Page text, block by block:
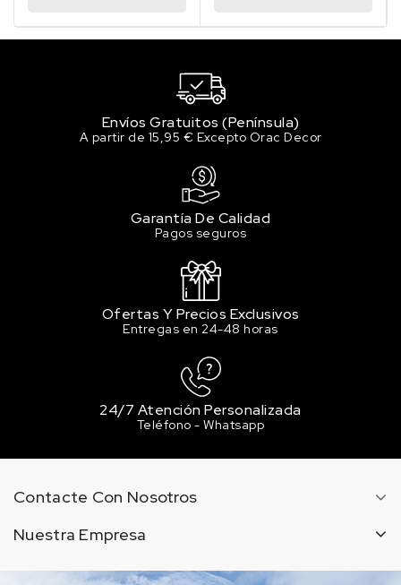
Envíos Gratuitos (Península)
A partir de 15,95 € Excepto Orac Decor
Garantía De Calidad
Pagos seguros
Ofertas Y Precios Exclusivos
Entregas en 24-48 horas
24/7 Atención Personalizada
Teléfono - Whatsapp
Contacte Con Nosotros
Nuestra Empresa